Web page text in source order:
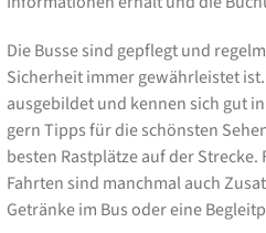
Die Busse sind gepflegt und
Sicherheit immer gewährleistet
ausgebildet und kennen sich gut
gern Tipps für die schönsten
besten Rastplätze auf der
Fahrten sind manchmal auch
Getränke im Bus oder eine